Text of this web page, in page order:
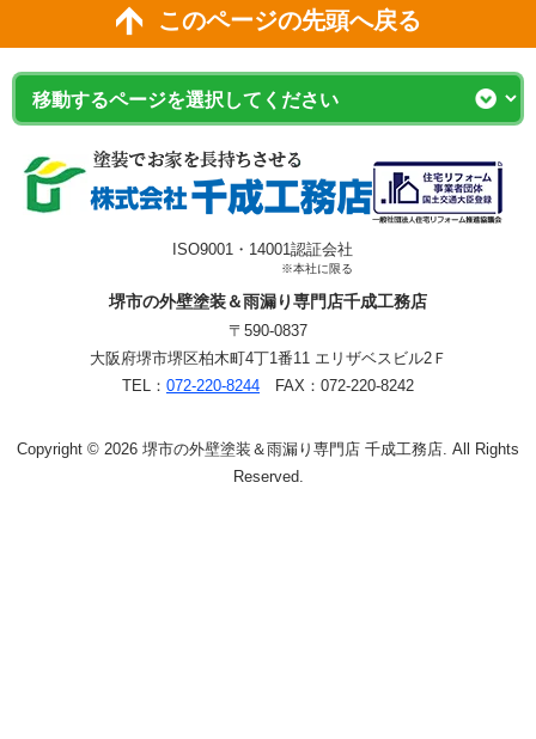
このページの先頭へ戻る
ISO9001・14001認証会社
※本社に限る
堺市の外壁塗装＆雨漏り専門店千成工務店
〒590-0837
大阪府堺市堺区柏木町4丁1番11 エリザベスビル2Ｆ
TEL： 072-220-8244 FAX：072-220-8242
Copyright © 2026 堺市の外壁塗装＆雨漏り専門店 千成工務店. All Rights
Reserved.